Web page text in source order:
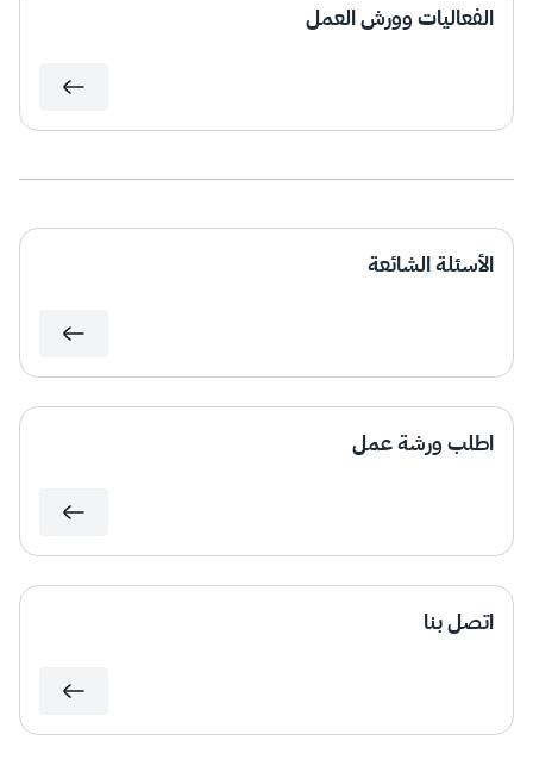
الفعاليات وورش العمل
الأسئلة الشائعة
اطلب ورشة عمل
اتصل بنا